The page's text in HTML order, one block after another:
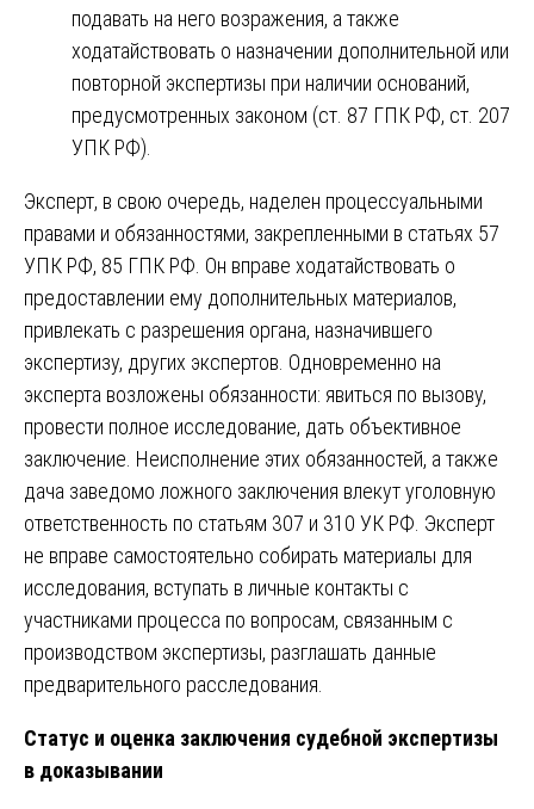
подавать на него возражения, а также
ходатайствовать о назначении дополнительной или
повторной экспертизы при наличии оснований,
предусмотренных законом (ст. 87 ГПК РФ, ст. 207
УПК РФ).
Эксперт, в свою очередь, наделен процессуальными
правами и обязанностями, закрепленными в статьях 57
УПК РФ, 85 ГПК РФ. Он вправе ходатайствовать о
предоставлении ему дополнительных материалов,
привлекать с разрешения органа, назначившего
экспертизу, других экспертов. Одновременно на
эксперта возложены обязанности: явиться по вызову,
провести полное исследование, дать объективное
заключение. Неисполнение этих обязанностей, а также
дача заведомо ложного заключения влекут уголовную
ответственность по статьям 307 и 310 УК РФ. Эксперт
не вправе самостоятельно собирать материалы для
исследования, вступать в личные контакты с
участниками процесса по вопросам, связанным с
производством экспертизы, разглашать данные
предварительного расследования.
Статус и оценка заключения судебной экспертизы
в доказывании